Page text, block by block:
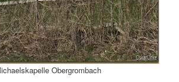
Obergrombach